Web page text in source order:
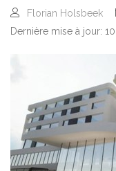
Florian Holsbeek
Dernière mise à jour: